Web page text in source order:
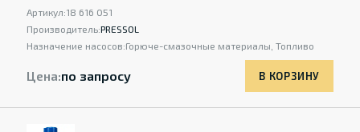
Артикул:18 616 051
Производитель:PRESSOL
Назначение насосов:Горюче-смазочные материалы, Топливо
Цена:по запросу В КОРЗИНУ